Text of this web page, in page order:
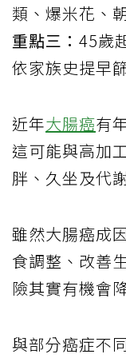
類、爆米花、
重點三： 45歲
依家族史提早
近年大腸癌有
這可能與高加
胖、久坐及代
雖然大腸癌成
食調整、改善
險其實有機會
與部分癌症不